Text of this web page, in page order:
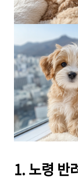
1. 노령 반